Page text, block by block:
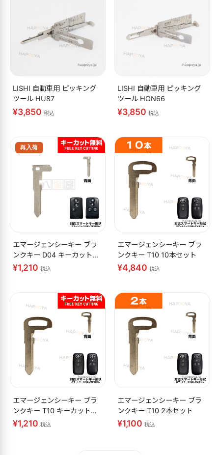
LISHI 自動車用 ピッキング
ツール HU87
¥3,850 税込
LISHI 自動車用 ピッキング
ツール HON66
¥3,850 税込
再入荷
エマージェンシーキー ブラ
ンクキー D04 キーカット無
料
¥1,210 税込
エマージェンシーキー ブラ
ンクキー T10 10本セット
¥4,840 税込
エマージェンシーキー ブラ
ンクキー T10 キーカット無
料
¥1,210 税込
エマージェンシーキー ブラ
ンクキー T10 2本セット
¥1,100 税込